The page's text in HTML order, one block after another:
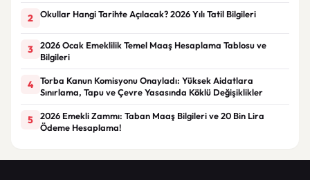
2 Okullar Hangi Tarihte Açılacak? 2026 Yılı Tatil Bilgileri
3
2026 Ocak Emeklilik Temel Maaş Hesaplama Tablosu ve
Bilgileri
4
Torba Kanun Komisyonu Onayladı: Yüksek Aidatlara
Sınırlama, Tapu ve Çevre Yasasında Köklü Değişiklikler
5
2026 Emekli Zammı: Taban Maaş Bilgileri ve 20 Bin Lira
Ödeme Hesaplama!